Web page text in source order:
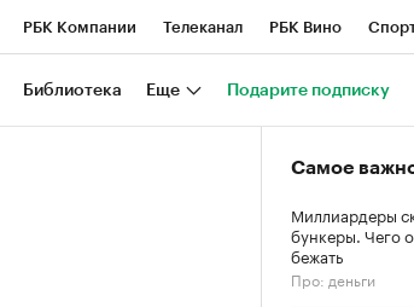
РБК Компании Телеканал РБК Вино
Национальные проекты Город
Библиотека Еще Подарите подписку
Самое
Миллиардеры
бункеры. Чего
бежать
Про: деньги